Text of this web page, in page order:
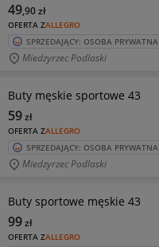
OFERTA ZALLEGRO
49,90zł
SPRZEDAJĄCY: OSOBA PRYWATNA
Miedzyrzec Podlaski
Buty męskie sportowe 43
OFERTA ZALLEGRO
59zł
SPRZEDAJĄCY: OSOBA PRYWATNA
Miedzyrzec Podlaski
Buty sportowe męskie 43
OFERTA ZALLEGRO
99zł